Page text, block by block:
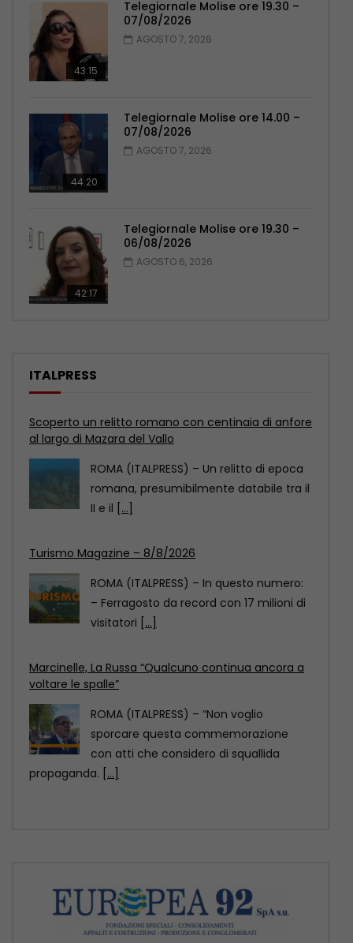
43:15
Telegiornale Molise ore 19.30 –
07/08/2026
AGOSTO 7, 2026
44:20
Telegiornale Molise ore 14.00 –
07/08/2026
AGOSTO 7, 2026
42:17
Telegiornale Molise ore 19.30 –
06/08/2026
AGOSTO 6, 2026
ITALPRESS
Turismo Magazine – 8/8/2026
– Ferragosto da record con 17 milioni di
visitatori [...]
voltare le spalle”
ROMA (ITALPRESS) – “Non voglio
sporcare questa commemorazione
con atti che considero di squallida
Scoperto un relitto romano con centinaia di anfore
al largo di Mazara del Vallo
ROMA (ITALPRESS) – Un relitto di epoca
romana, presumibilmente databile tra il
II e il[...]